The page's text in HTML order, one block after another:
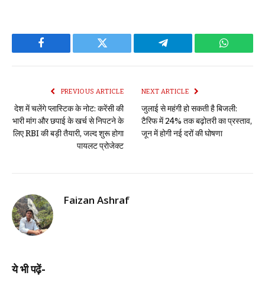
Facebook Twitter Telegram
PREVIOUS ARTICLE
देश में चलेंगे प्लास्टिक के नोट: करेंसी की
भारी मांग और छपाई के खर्च से निपटने के
लिए RBI की बड़ी तैयारी, जल्द शुरू होगा
पायलट प्रोजेक्ट
NEXT ARTICLE
जुलाई से महंगी हो सकती है बिजली:
टैरिफ में 24% तक बढ़ोतरी का प्रस्ताव,
जून में होगी नई दरों की घोषणा
Faizan Ashraf
ये भी पढ़ें-